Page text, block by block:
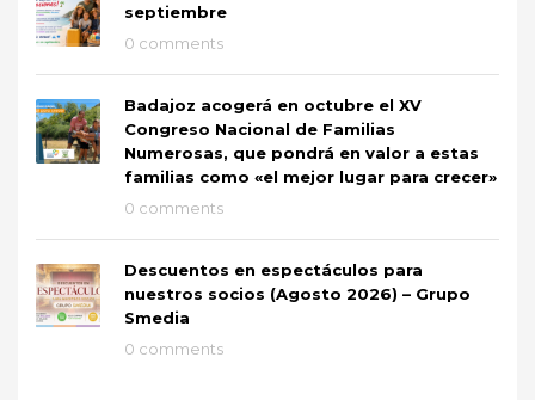
septiembre
0 comments
Badajoz acogerá en octubre el XV
Congreso Nacional de Familias
Numerosas, que pondrá en valor a estas
familias como «el mejor lugar para crecer»
0 comments
Descuentos en espectáculos para
nuestros socios (Agosto 2026) – Grupo
Smedia
0 comments